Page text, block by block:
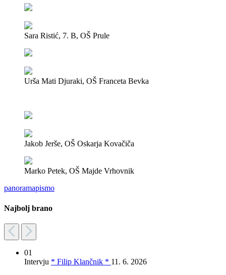
Sara Ristić, 7. B, OŠ Prule
Urša Mati Djuraki, OŠ Franceta Bevka
Jakob Jerše, OŠ Oskarja Kovačiča
Marko Petek, OŠ Majde Vrhovnik
panoramapismo
Najbolj brano
01
Intervju * Filip Klančnik * 11. 6. 2026